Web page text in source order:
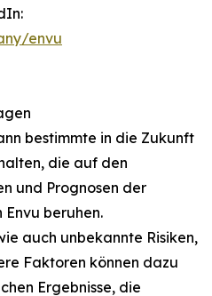
envu
bestimmte in die Zukunft
die auf den
und Prognosen der
Envu beruhen.
auch unbekannte Risiken,
Faktoren können dazu
Ergebnisse, die